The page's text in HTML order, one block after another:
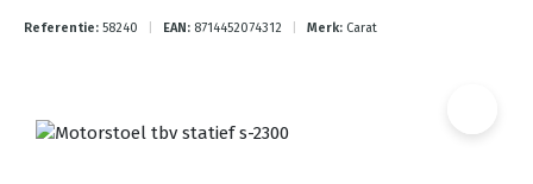
Referentie: 58240 EAN: 8714452074312 Merk: Carat